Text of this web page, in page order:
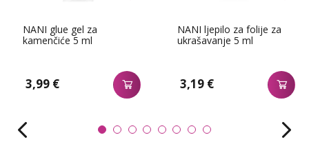
NANI glue gel za
kamenčiće 5 ml
3,99 €
NANI ljepilo za folije za
ukrašavanje 5 ml
3,19 €